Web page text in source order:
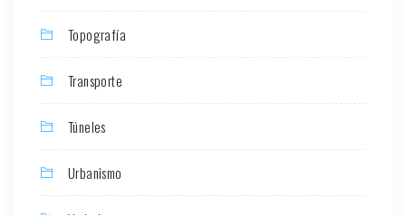
Topografía
Transporte
Túneles
Urbanismo